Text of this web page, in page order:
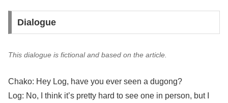
Dialogue
This dialogue is fictional and based on the article.
Chako: Hey Log, have you ever seen a dugong?
Log: No, I think it’s pretty hard to see one in person, but I